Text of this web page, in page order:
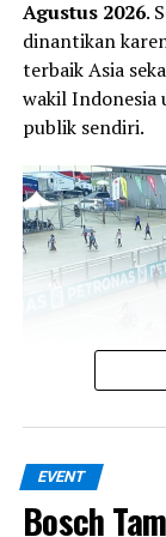
kontrol traksi
Kehadiran
hanya soal
sekadar
seni otomotif
RELATED TOPICS:
Agustus 2026.
dinantikan
terbaik Asia
wakil Indonesia
publik sendiri.
seri Mandalika
pembalap
EVENT
Bosch